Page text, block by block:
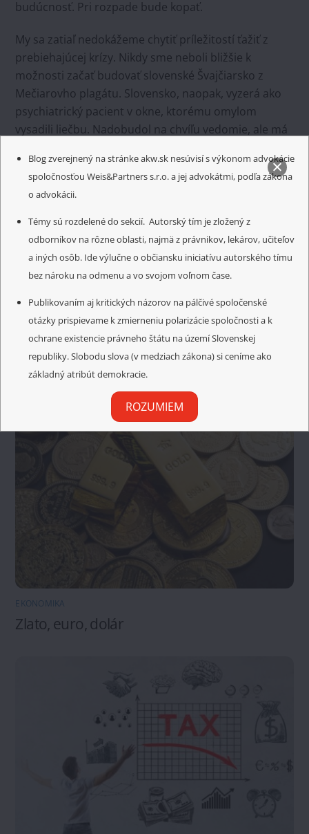
Blog zverejnený na stránke akw.sk nesúvisí s výkonom advokácie
spoločnosťou Weis&Partners s.r.o. a jej advokátmi, podľa zákona
o advokácii.
Témy sú rozdelené do sekcií. Autorský tím je zložený z
odborníkov na rôzne oblasti, najmä z právnikov, lekárov, učiteľov
a iných osôb. Ide výlučne o občiansku iniciatívu autorského tímu
bez nároku na odmenu a vo svojom voľnom čase.
Publikovaním aj kritických názorov na pálčivé spoločenské
otázky prispievame k zmierneniu polarizácie spoločnosti a k
ochrane existencie právneho štátu na území Slovenskej
republiky. Slobodu slova (v medziach zákona) si ceníme ako
základný atribút demokracie.
ROZUMIEM
budúcnosť. Pri rozpade bude kopať.
My sa zatiaľ nedokážeme chytiť príležitostí ťažiť z
prebiehajúcej krízy. Nikdy sme neboli bližšie k
možnosti začať budovať slovenské Švajčiarsko z
Mečiarovho plagátu. Slovensko, naopak, vyzerá ako
psychiatrický pacient v okne, ktorému omylom
vysadili liečbu. Nadobudol na chvíľu vedomie, ale má
Celoplošné testovanie, TK – pokračovanie
Related Posts
EKONOMIKA
Zlato, euro, dolár